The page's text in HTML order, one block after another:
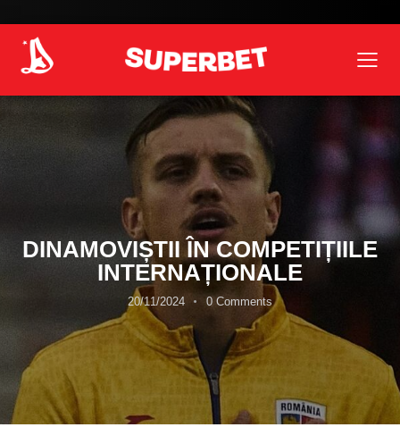
DINAMOVIȘTII ÎN COMPETIȚIILE
INTERNAȚIONALE
20/11/2024 0 Comments